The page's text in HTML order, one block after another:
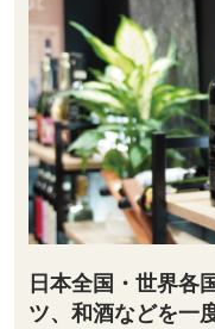
日本全国・世界各
ツ、和酒などを一